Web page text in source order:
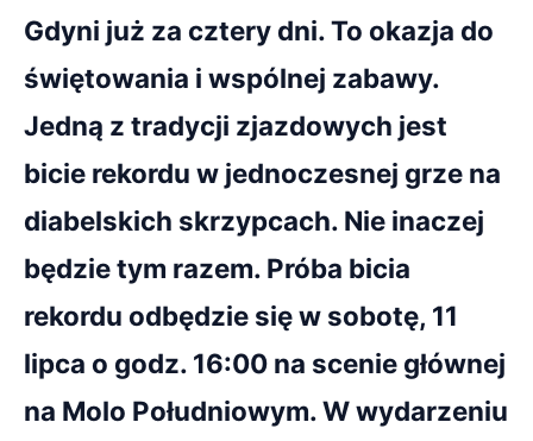
Gdyni już za cztery dni. To okazja do
świętowania i wspólnej zabawy.
Jedną z tradycji zjazdowych jest
bicie rekordu w jednoczesnej grze na
diabelskich skrzypcach. Nie inaczej
będzie tym razem. Próba bicia
rekordu odbędzie się w sobotę, 11
lipca o godz. 16:00 na scenie głównej
na Molo Południowym. W wydarzeniu